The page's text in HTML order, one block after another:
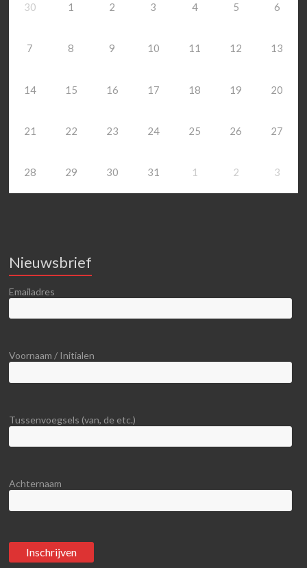
30 1 2 3 4 5 6
7 8 9 10 11 12 13
14 15 16 17 18 19 20
21 22 23 24 25 26 27
28 29 30 31 1 2 3
Nieuwsbrief
Emailadres
Voornaam / Initialen
Tussenvoegsels (van, de etc.)
Achternaam